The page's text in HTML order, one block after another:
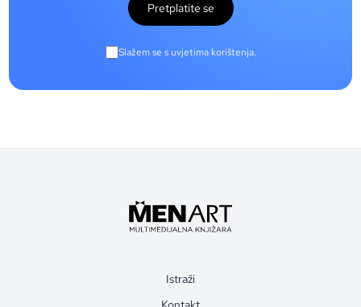
Pretplatite se
Slažem se s uvjetima korištenja.
Istraži